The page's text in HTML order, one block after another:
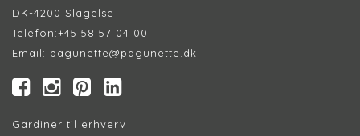
DK-4200 Slagelse
Telefon:+45 58 57 04 00
Email: pagunette@pagunette.dk
Gardiner til erhverv